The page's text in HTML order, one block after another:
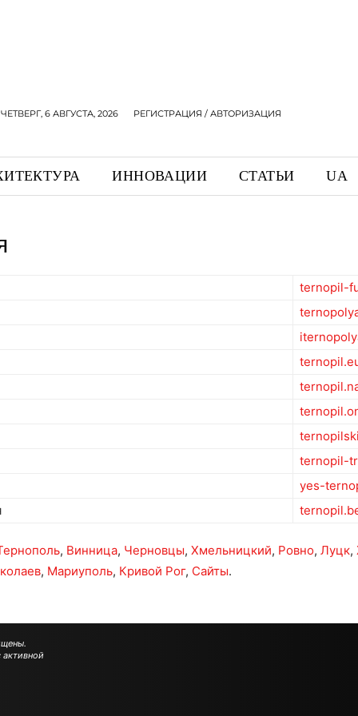
ЧЕТВЕРГ, 6 АВГУСТА, 2026 РЕГИСТРАЦИЯ / АВТОРИЗАЦИЯ
ИННОВАЦИИ СТАТЬИ UA
ternopil-
ternopil-
yes-
, Винница, Черновцы, Хмельницкий, Ровно, Луцк,
, Мариуполь, Кривой Рог, Сайты.